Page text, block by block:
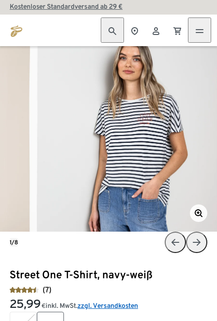
Kostenloser Standardversand ab 29 €
Street One T-Shirt, navy-weiß
(7)
25,99 €inkl. MwSt.zzgl. Versandkosten
1/8